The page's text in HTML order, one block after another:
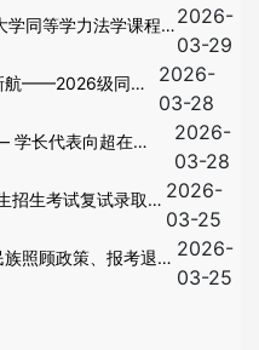
学同等学力法学课程
圆满举行
2026-
03-29
航——2026级同等
2026-
03-28
学长代表向超在
的发言
2026-
03-28
招生考试复试录取阶 2026-
03-25
照顾政策、报考退役 2026-
03-25